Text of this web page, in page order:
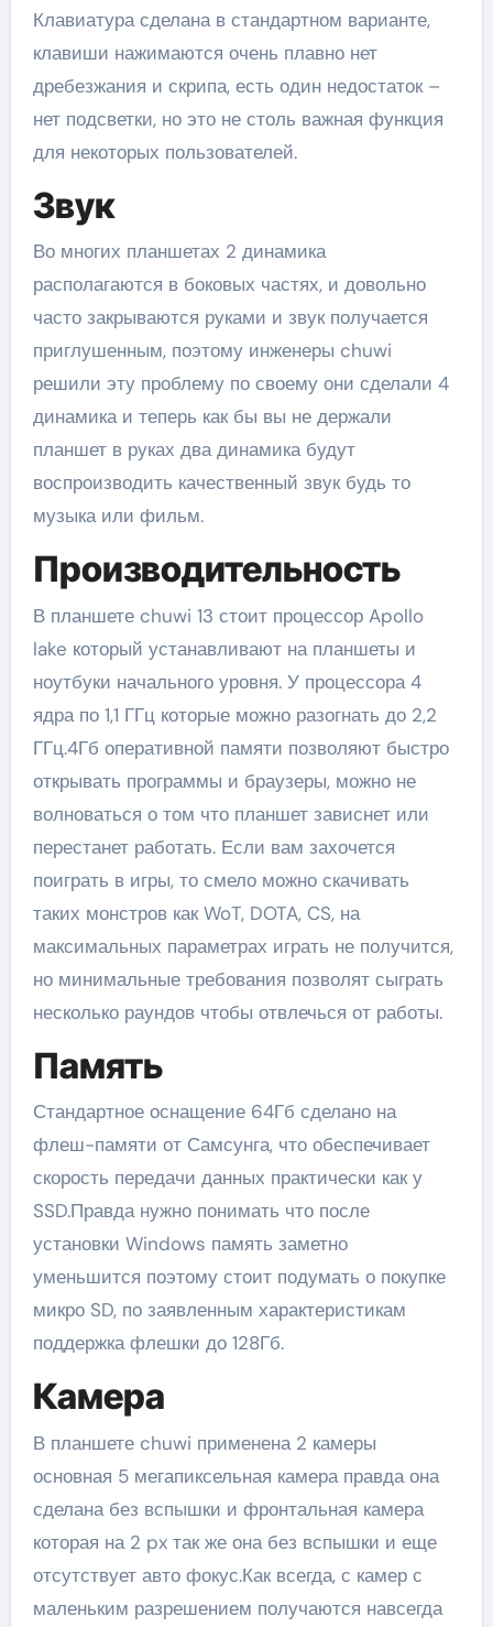
Клавиатура сделана в стандартном варианте,
клавиши нажимаются очень плавно нет
дребезжания и скрипа, есть один недостаток –
нет подсветки, но это не столь важная функция
для некоторых пользователей.
Звук
Во многих планшетах 2 динамика
располагаются в боковых частях, и довольно
часто закрываются руками и звук получается
приглушенным, поэтому инженеры chuwi
решили эту проблему по своему они сделали 4
динамика и теперь как бы вы не держали
планшет в руках два динамика будут
воспроизводить качественный звук будь то
музыка или фильм.
Производительность
В планшете chuwi 13 стоит процессор Apollo
lake который устанавливают на планшеты и
ноутбуки начального уровня. У процессора 4
ядра по 1,1 ГГц которые можно разогнать до 2,2
ГГц.4Гб оперативной памяти позволяют быстро
открывать программы и браузеры, можно не
волноваться о том что планшет зависнет или
перестанет работать. Если вам захочется
поиграть в игры, то смело можно скачивать
таких монстров как WoT, DOTA, CS, на
максимальных параметрах играть не получится,
но минимальные требования позволят сыграть
несколько раундов чтобы отвлечься от работы.
Память
Стандартное оснащение 64Гб сделано на
флеш-памяти от Самсунга, что обеспечивает
скорость передачи данных практически как у
SSD.Правда нужно понимать что после
установки Windows память заметно
уменьшится поэтому стоит подумать о покупке
микро SD, по заявленным характеристикам
поддержка флешки до 128Гб.
Камера
В планшете chuwi применена 2 камеры
основная 5 мегапиксельная камера правда она
сделана без вспышки и фронтальная камера
которая на 2 px так же она без вспышки и еще
отсутствует авто фокус.Как всегда, с камер с
маленьким разрешением получаются навсегда